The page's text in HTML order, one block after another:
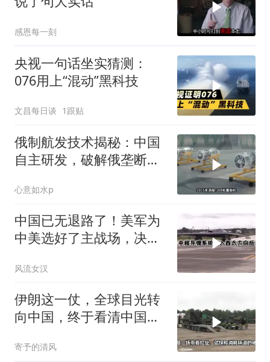
感恩每一刻
央视一句话坐实猜测：
076用上“混动”黑科技
文昌每日谈 1跟贴
俄制航发技术揭秘：中国
自主研发，破解俄垄断之
心意如水p
中国已无退路了！美军为
中美选好了主战场，决心
风流女汉
伊朗这一仗，全球目光转
向中国，终于看清中国防
寄予的清风